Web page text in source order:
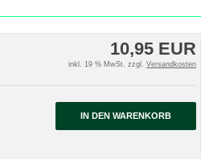
10,95 EUR
inkl. 19 % MwSt. zzgl. Versandkosten
IN DEN WARENKORB